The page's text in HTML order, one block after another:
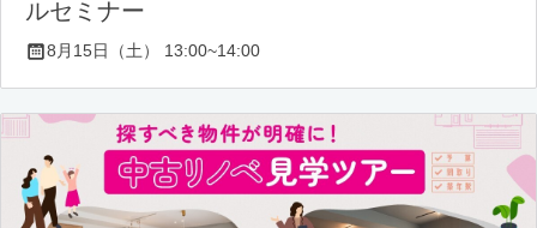
ルセミナー
8月15日（土） 13:00~14:00